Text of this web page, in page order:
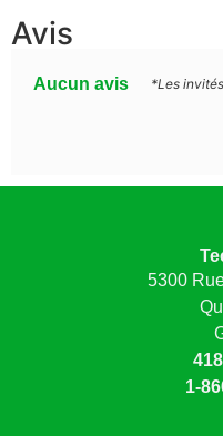
Avis
Aucun avis *Les
5300
1-